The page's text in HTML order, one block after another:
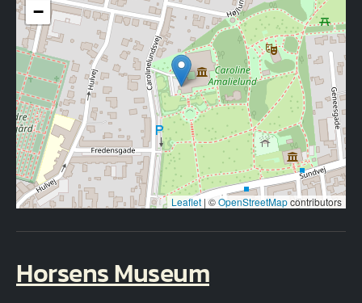
−
Leaflet | ©OpenStreetMapcontributors
Horsens Museum